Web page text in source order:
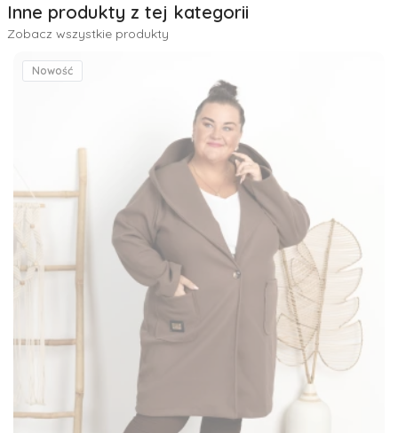
Inne produkty z tej kategorii
Zobacz wszystkie produkty
Nowość